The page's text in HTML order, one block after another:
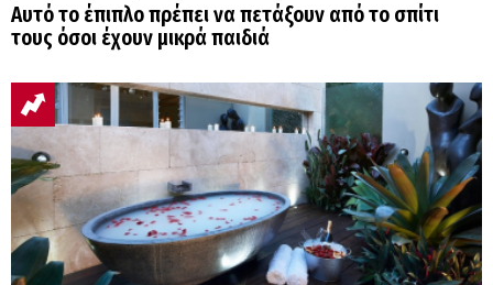
Αυτό το έπιπλο πρέπει να πετάξουν από το σπίτι
τους όσοι έχουν μικρά παιδιά